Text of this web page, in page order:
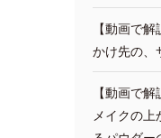
【動画で
かけ先の、
【動画で
メイクの上